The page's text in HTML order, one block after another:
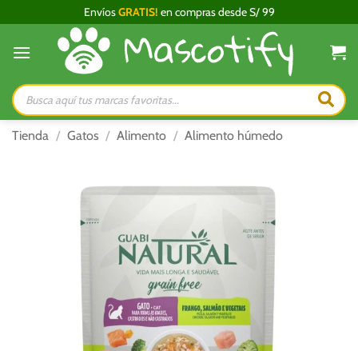
al
contenido
EnvíosGRATIS! en compras desde S/ 99
Búsqueda
de
productos
Tienda / Gatos / Alimento / Alimento húmedo